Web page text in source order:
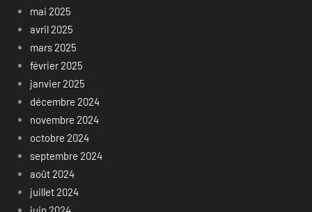
mai 2025
avril 2025
mars 2025
février 2025
janvier 2025
décembre 2024
novembre 2024
octobre 2024
septembre 2024
août 2024
juillet 2024